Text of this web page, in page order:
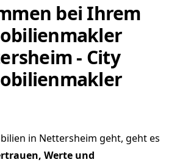
bei Ihrem
- City
in Nettersheim geht, geht es
Werte und